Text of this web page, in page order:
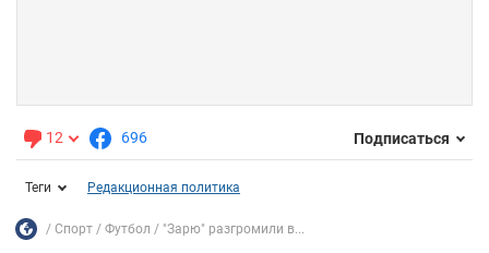
12 696 Подписаться
Теги Редакционная политика
Спорт Футбол "Зарю" разгромили в...